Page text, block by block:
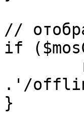
//
if
.'/
}